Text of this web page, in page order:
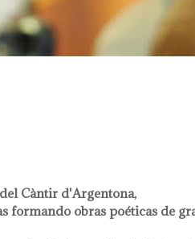
Càntir d'Argentona,
formando obras poéticas de